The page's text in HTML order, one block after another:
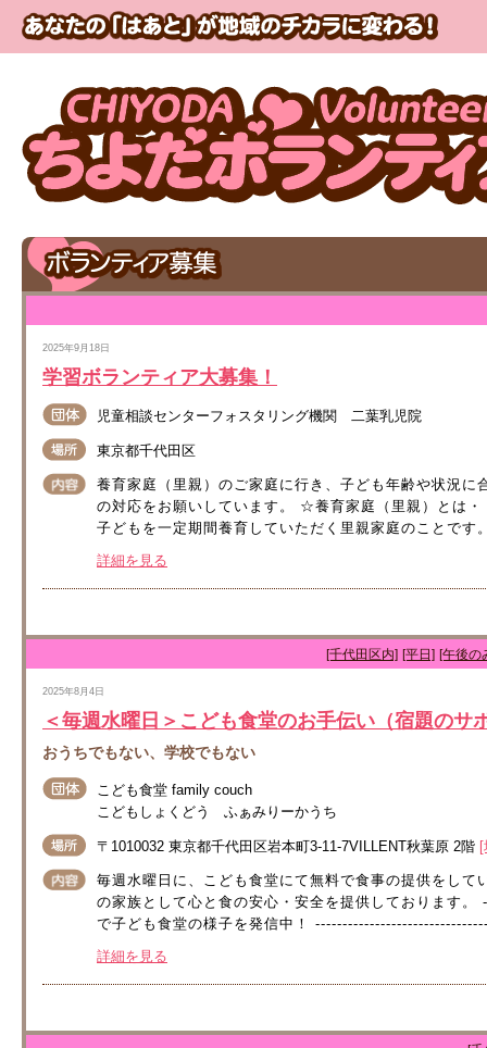
2025年9月18日
学習ボランティア大募集！
児童相談センターフォスタリング機関 二葉乳児院
東京都千代田区
養育家庭（里親）のご家庭に行き、子ども年齢や状況
の対応をお願いしています。 ☆養育家庭（里親）とは
子どもを一定期間養育していただく里親家庭のことで
詳細を見る
[千代田区内] [平日] [午後の
2025年8月4日
＜毎週水曜日＞こども食堂のお手伝い（宿題のサ
おうちでもない、学校でもない
こども食堂 family couch
こどもしょくどう ふぁみりーかうち
〒1010032 東京都千代田区岩本町3-11-7VILLENT秋葉原 2階
毎週水曜日に、こども食堂にて無料で食事の提供をし
の家族として心と食の安心・安全を提供しております
で子ども食堂の様子を発信中！
詳細を見る